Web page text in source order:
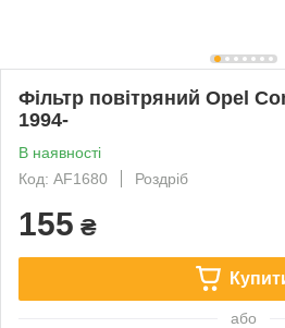
Фільтр повітряний Opel
1994-
В наявності
Код: AF1680
Роздріб
155 ₴
або